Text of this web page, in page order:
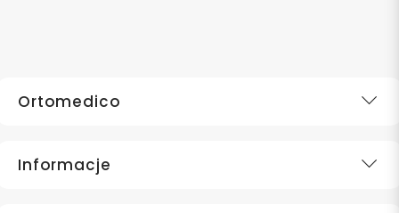
Ortomedico
Informacje